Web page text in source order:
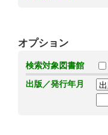
オプション
検索対象図書館
出版／発行年月